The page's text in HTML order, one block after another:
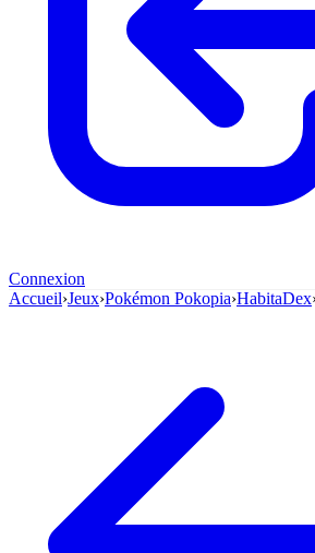
Connexion
Accueil›Jeux›Pokémon Pokopia›HabitaDex